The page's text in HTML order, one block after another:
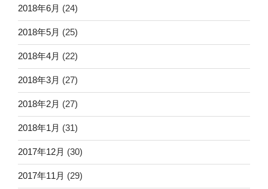
2018年6月 (24)
2018年5月 (25)
2018年4月 (22)
2018年3月 (27)
2018年2月 (27)
2018年1月 (31)
2017年12月 (30)
2017年11月 (29)